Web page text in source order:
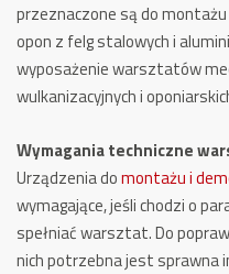
przeznaczone są do
opon z felg stalowych i
wyposażenie warsztatów
wulkanizacyjnych i
Wymagania techniczne
Urządzenia domontażu i
wymagające, jeśli chodzi o
spełniać warsztat. Do
nich potrzebna jest sprawna